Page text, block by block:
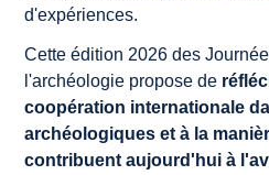
d'expériences.
Cette édition 2026 des
l'archéologie propose de
coopération internationale
archéologiques et à la
contribuent aujourd'hui à